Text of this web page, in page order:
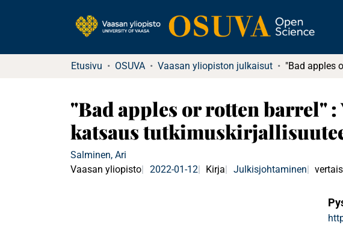
Etusivu OSUVA Vaasan yliopiston julkaisut
"Bad apples or rotten barrel"
katsaus
Salminen, Ari
Vaasan yliopisto
2022-01-12 Kirja Julkisjohtaminen